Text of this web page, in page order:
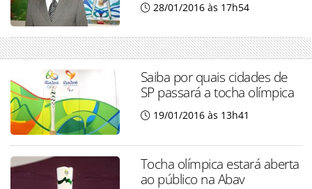
28/01/2016 às 17h54
Saiba por quais cidades de
SP passará a tocha olímpica
19/01/2016 às 13h41
Tocha olímpica estará aberta
ao público na Abav